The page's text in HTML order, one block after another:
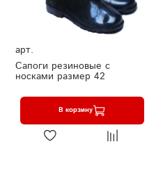
арт.
Сапоги резиновые с
носками размер 42
В корзину